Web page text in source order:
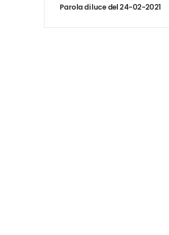
Parola di luce del 24-02-2021